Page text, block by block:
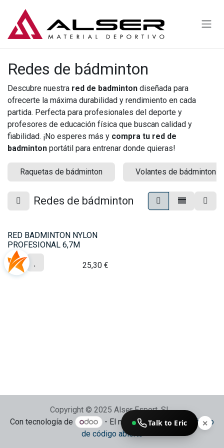
Redes de bádminton
Descubre nuestra red de badminton diseñada para
ofrecerte la máxima durabilidad y rendimiento en cada
partida. Perfecta para profesionales del deporte y
profesores de educación física que buscan calidad y
fiabilidad. ¡No esperes más y compra tu red de
badminton portátil para entrenar donde quieras!
Raquetas de bádminton Volantes de bádminton
Redes de bádminton
RED BADMINTON NYLON
PROFESIONAL 6,7M
25,30 €
Copyright © 2025 Alser Esport, SL
Con tecnología de
- El mejorComercio electrónico
de código abierto
Talk to Eric ✕